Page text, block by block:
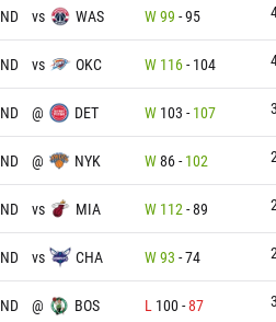
vs WAS W99 -95
vs OKC W 116- 104
@ DET W 103 - 107
@ NYK W86- 102
vs MIA W 112 -89
vs CHA W93 -74
@ BOS L 100-87